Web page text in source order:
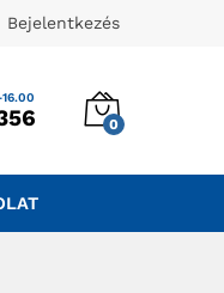
Bejelentkezés
0